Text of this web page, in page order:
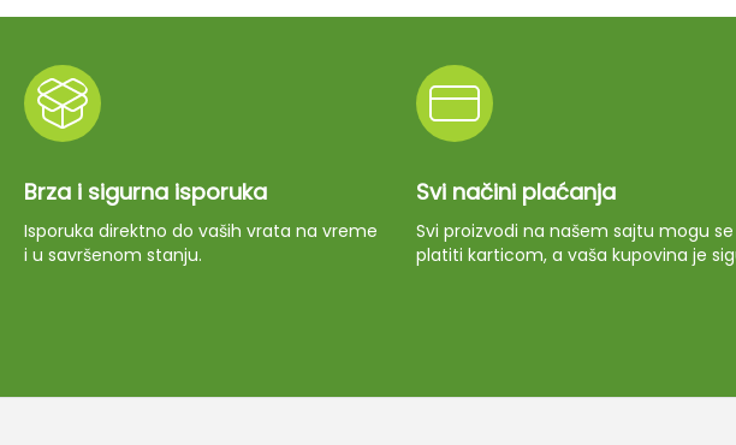
Brza i sigurna isporuka
Isporuka direktno do vaših vrata na vreme
i u savršenom stanju.
Svi načini plaćanja
Svi proizvodi na našem sajtu mogu se
platiti karticom, a vaša kupovina je